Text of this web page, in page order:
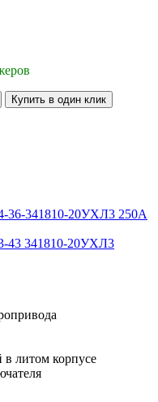
36-341810-20УХЛ3 250А
43 341810-20УХЛ3
в литом корпусе